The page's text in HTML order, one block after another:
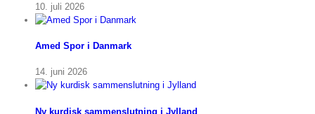
10. juli 2026
Amed Spor i Danmark
14. juni 2026
Ny kurdisk sammenslutning i Jylland